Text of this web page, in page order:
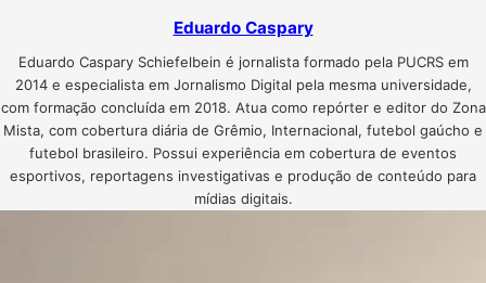
Eduardo Caspary
Eduardo Caspary Schiefelbein é jornalista formado pela PUCRS em
2014 e especialista em Jornalismo Digital pela mesma universidade,
com formação concluída em 2018. Atua como repórter e editor do Zona
Mista, com cobertura diária de Grêmio, Internacional, futebol gaúcho e
futebol brasileiro. Possui experiência em cobertura de eventos
esportivos, reportagens investigativas e produção de conteúdo para
mídias digitais.